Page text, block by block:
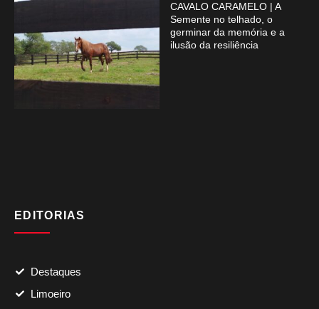
CAVALO CARAMELO | A
Semente no telhado, o
germinar da memória e a
ilusão da resiliência
EDITORIAS
Destaques
Limoeiro